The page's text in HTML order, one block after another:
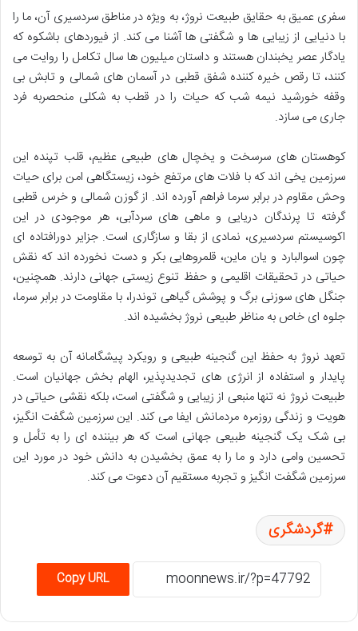
سفری عمیق به حقایق طبیعت نروژ، به ویژه در مناطق سردسیری آن، ما را
با دنیایی از زیبایی ها و شگفتی ها آشنا می کند. از فیوردهای باشکوه که
یادگار عصر یخبندان هستند و داستان میلیون ها سال تکامل را روایت می
کنند، تا رقص خیره کننده شفق قطبی در آسمان های شمالی و تابش بی
وقفه خورشید نیمه شب که حیات را در قطب به شکلی منحصربه فرد
جاری می سازد.
کوهستان های سرسخت و یخچال های طبیعی عظیم، قلب تپنده این
سرزمین یخی اند که با فلات های مرتفع خود، زیستگاهی امن برای حیات
وحش مقاوم در برابر سرما فراهم آورده اند. از گوزن شمالی و خرس قطبی
گرفته تا پرندگان دریایی و ماهی های سردآبی، هر موجودی در این
اکوسیستم سردسیری، نمادی از بقا و سازگاری است. جزایر دورافتاده ای
چون اسوالبارد و یان ماین، قلمروهایی بکر و دست نخورده اند که نقش
حیاتی در تحقیقات اقلیمی و حفظ تنوع زیستی جهانی دارند. همچنین،
جنگل های سوزنی برگ و پوشش گیاهی توندرا، با مقاومت در برابر سرما،
جلوه ای خاص به مناظر طبیعی نروژ بخشیده اند.
تعهد نروژ به حفظ این گنجینه طبیعی و رویکرد پیشگامانه آن به توسعه
پایدار و استفاده از انرژی های تجدیدپذیر، الهام بخش جهانیان است.
طبیعت نروژ نه تنها منبعی از زیبایی و شگفتی است، بلکه نقشی حیاتی در
هویت و زندگی روزمره مردمانش ایفا می کند. این سرزمین شگفت انگیز،
بی شک یک گنجینه طبیعی جهانی است که هر بیننده ای را به تأمل و
تحسین وامی دارد و ما را به عمق بخشیدن به دانش خود در مورد این
سرزمین شگفت انگیز و تجربه مستقیم آن دعوت می کند.
گردشگری
Copy URL